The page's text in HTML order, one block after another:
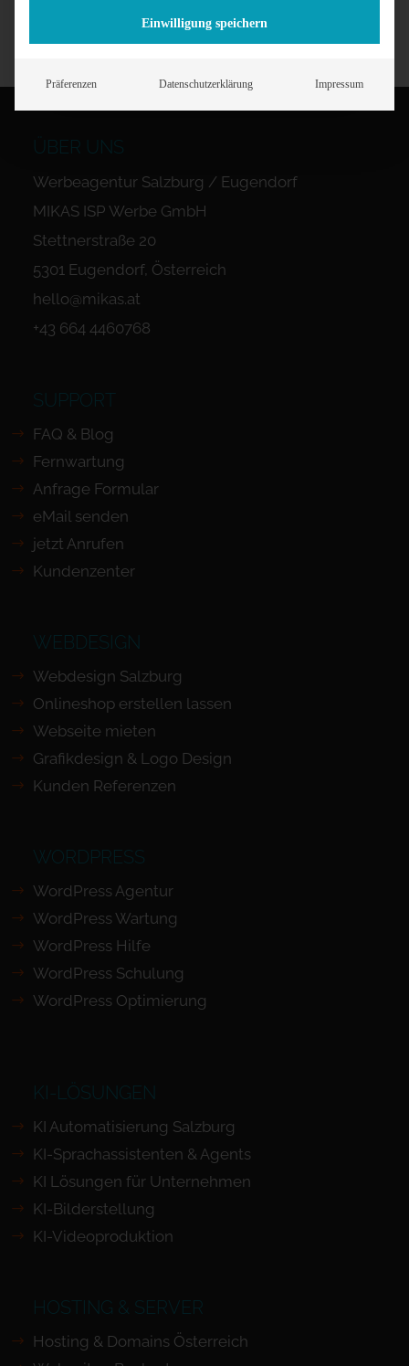
ÜBER UNS
Werbeagentur Salzburg / Eugendorf
MIKAS ISP Werbe GmbH
Stettnerstraße 20
5301 Eugendorf, Österreich
hello@mikas.at
+43 664 4460768
SUPPORT
FAQ & Blog
Fernwartung
Anfrage Formular
eMail senden
jetzt Anrufen
Kundenzenter
WEBDESIGN
Webdesign Salzburg
Onlineshop erstellen lassen
Webseite mieten
Grafikdesign & Logo Design
Kunden Referenzen
WORDPRESS
WordPress Agentur
WordPress Wartung
WordPress Hilfe
WordPress Schulung
WordPress Optimierung
KI-LÖSUNGEN
KI Automatisierung Salzburg
KI-Sprachassistenten & Agents
KI Lösungen für Unternehmen
KI-Bilderstellung
KI-Videoproduktion
HOSTING & SERVER
Hosting & Domains Österreich
Einwilligung speichern
Präferenzen Datenschutzerklärung Impressum